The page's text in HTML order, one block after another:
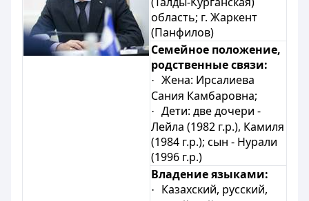
область; г. Жаркент
(Панфилов)
Семейное положение,
родственные связи:
·
Жена: Ирсалиева
Сания Камбаровна;
·
Дети: две дочери -
Лейла (1982 г.р.), Камиля
(1984 г.р.); сын - Нурали
(1996 г.р.)
Владение языками:
·
Казахский, русский,